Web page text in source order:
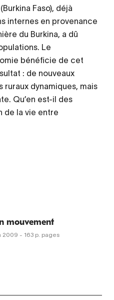
Faso), déjà
internes en provenance
du Burkina, a dû
Le
bénéficie de cet
: de nouveaux
dynamiques, mais
Qu’en est-il des
de la vie entre
mouvement
2009 - 163 p. pages